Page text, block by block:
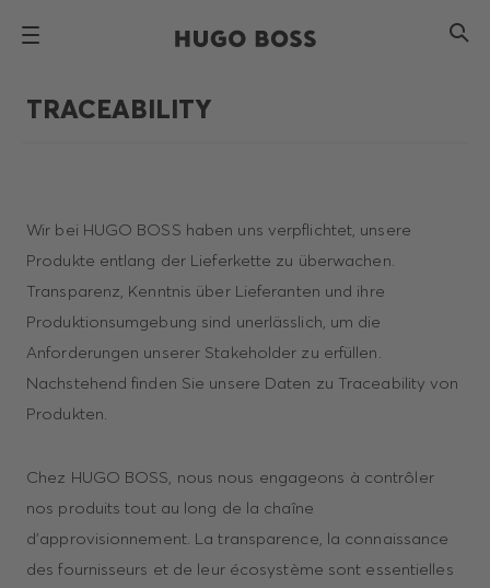
TRACEABILITY
Wir bei HUGO BOSS haben uns verpflichtet, unsere
Produkte entlang der Lieferkette zu überwachen.
Transparenz, Kenntnis über Lieferanten und ihre
Produktionsumgebung sind unerlässlich, um die
Anforderungen unserer Stakeholder zu erfüllen.
Nachstehend finden Sie unsere Daten zu Traceability von
Produkten.
Chez HUGO BOSS, nous nous engageons à contrôler
nos produits tout au long de la chaîne
d'approvisionnement. La transparence, la connaissance
des fournisseurs et de leur écosystème sont essentielles